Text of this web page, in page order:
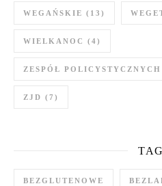
WEGAŃSKIE (13)
WIELKANOC (4)
ZESPÓŁ
ZJD (7)
BEZGLUTENOWE